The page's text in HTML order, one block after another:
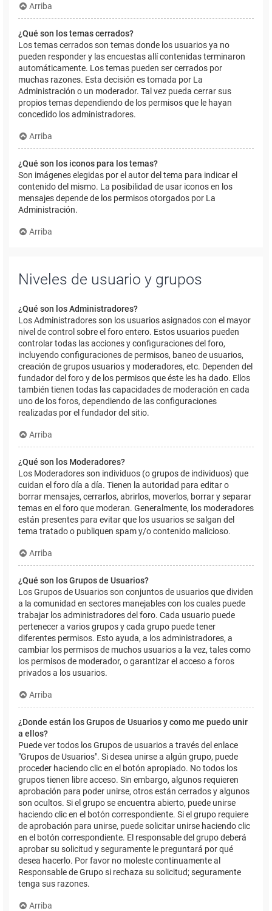
Arriba
¿Qué son los temas cerrados?
Los temas cerrados son temas donde los usuarios ya no
pueden responder y las encuestas allí contenidas terminaron
automáticamente. Los temas pueden ser cerrados por
muchas razones. Esta decisión es tomada por La
Administración o un moderador. Tal vez pueda cerrar sus
propios temas dependiendo de los permisos que le hayan
concedido los administradores.
Arriba
¿Qué son los iconos para los temas?
Son imágenes elegidas por el autor del tema para indicar el
contenido del mismo. La posibilidad de usar iconos en los
mensajes depende de los permisos otorgados por La
Administración.
Arriba
Niveles de usuario y grupos
¿Qué son los Administradores?
Los Administradores son los usuarios asignados con el mayor
nivel de control sobre el foro entero. Estos usuarios pueden
controlar todas las acciones y configuraciones del foro,
incluyendo configuraciones de permisos, baneo de usuarios,
creación de grupos usuarios y moderadores, etc. Dependen del
fundador del foro y de los permisos que éste les ha dado. Ellos
también tienen todas las capacidades de moderación en cada
uno de los foros, dependiendo de las configuraciones
realizadas por el fundador del sitio.
Arriba
¿Qué son los Moderadores?
Los Moderadores son individuos (o grupos de individuos) que
cuidan el foro día a día. Tienen la autoridad para editar o
borrar mensajes, cerrarlos, abrirlos, moverlos, borrar y separar
temas en el foro que moderan. Generalmente, los moderadores
están presentes para evitar que los usuarios se salgan del
tema tratado o publiquen spam y/o contenido malicioso.
Arriba
¿Qué son los Grupos de Usuarios?
Los Grupos de Usuarios son conjuntos de usuarios que dividen
a la comunidad en sectores manejables con los cuales puede
trabajar los administradores del foro. Cada usuario puede
pertenecer a varios grupos y cada grupo puede tener
diferentes permisos. Esto ayuda, a los administradores, a
cambiar los permisos de muchos usuarios a la vez, tales como
los permisos de moderador, o garantizar el acceso a foros
privados a los usuarios.
Arriba
¿Donde están los Grupos de Usuarios y como me puedo unir
a ellos?
Puede ver todos los Grupos de usuarios a través del enlace
"Grupos de Usuarios". Si desea unirse a algún grupo, puede
proceder haciendo clic en el botón apropiado. No todos los
grupos tienen libre acceso. Sin embargo, algunos requieren
aprobación para poder unirse, otros están cerrados y algunos
son ocultos. Si el grupo se encuentra abierto, puede unirse
haciendo clic en el botón correspondiente. Si el grupo requiere
de aprobación para unirse, puede solicitar unirse haciendo clic
en el botón correspondiente. El responsable del grupo deberá
aprobar su solicitud y seguramente le preguntará por qué
desea hacerlo. Por favor no moleste continuamente al
Responsable de Grupo si rechaza su solicitud; seguramente
tenga sus razones.
Arriba